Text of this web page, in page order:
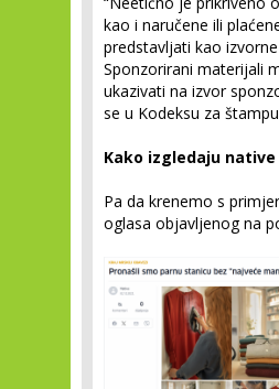
kao i naručene ili
predstavljati kao
Sponzorirani materijali
ukazivati na izvor
se u Kodeksu za
Kako izgledaju
Pa da krenemo s
oglasa objavljenog na